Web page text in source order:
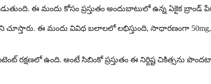
ఈ మందు కోసం ప్రస్తుతం అందుబాటులో ఉన్న ఏకైక బ్రాండ్
చూస్తారు. ఈ మందు వివిధ బలాలలో లభిస్తుంది, సాధారణంగా
ఉంది. అంటే సిబింకో ప్రస్తుతం ఈ నిర్దిష్ట చికిత్సను